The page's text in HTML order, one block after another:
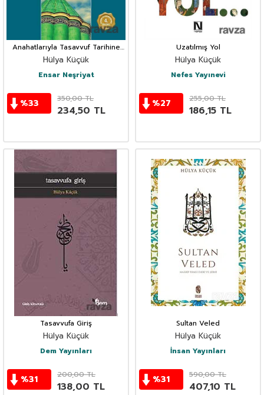
Anahatlarıyla Tasavvuf Tarihine
Giriş
Hülya Küçük
Ensar Neşriyat
%33 350,00TL
234,50 TL
Uzatılmış Yol
Hülya Küçük
Nefes Yayınevi
%27 255,00TL
186,15 TL
Tasavvufa Giriş
Hülya Küçük
Dem Yayınları
%31 200,00TL
138,00 TL
Sultan Veled
Hülya Küçük
İnsan Yayınları
%31 590,00TL
407,10 TL